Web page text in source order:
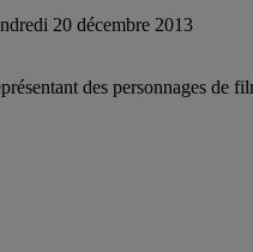
20 décembre 2013
des personnages de